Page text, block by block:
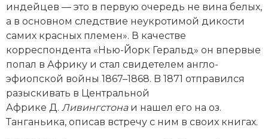
Новейшая история
Нумизматика
Образование
Общественные объединения и организации
индейцев — это в первую очередь не вина белых,
а в основном следствие неукротимой дикости
самих красных племен». В качестве
корреспондента «Нью-Йорк Геральд» он впервые
попал в Африку и стал свидетелем англо-
эфиопской вой­ны 1867–1868. B 1871 отправился
разыскивать в Центральной
Африке Д. Ливингстонаи нашел его на оз.
Танганьика, описав встречу с ним в своих книгах.